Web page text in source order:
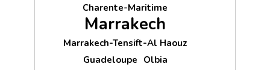
Charente-Maritime
Marrakech
Marrakech-Tensift-Al Haouz
Guadeloupe Olbia